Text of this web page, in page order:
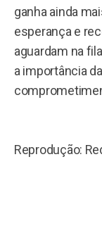
ganha ainda
esperança e
aguardam na
a importância
Reprodução: